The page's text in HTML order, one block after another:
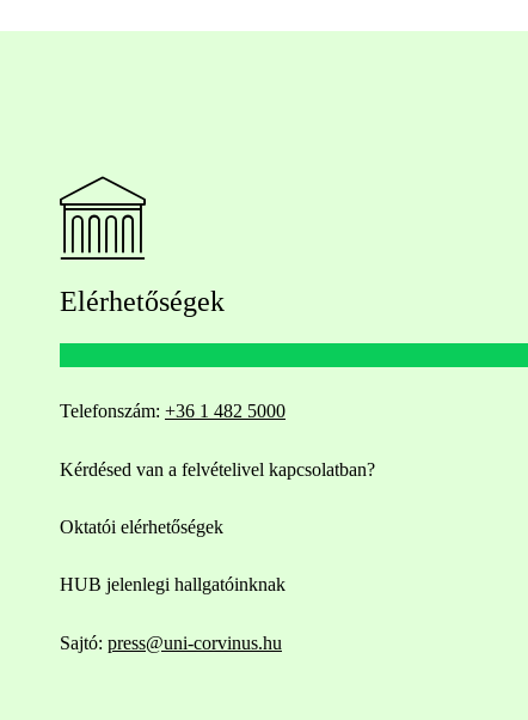
Elérhetőségek
Telefonszám: +36 1 482 5000
Kérdésed van a felvételivel kapcsolatban?
Oktatói elérhetőségek
HUB jelenlegi hallgatóinknak
Sajtó: press@uni-corvinus.hu